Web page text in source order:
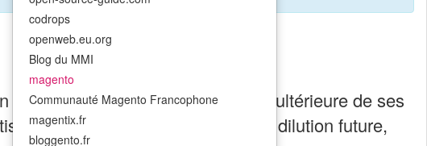
codrops
openweb.eu.org
Blog du MMI
magento
Communauté Magento Francophone
magentix.fr
bloggento.fr
investissement en cas de dilution ultérieure de ses
de capital-risque en cas de dilution future,